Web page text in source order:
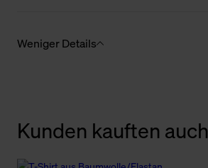
Weniger Details
Kunden kauften auch